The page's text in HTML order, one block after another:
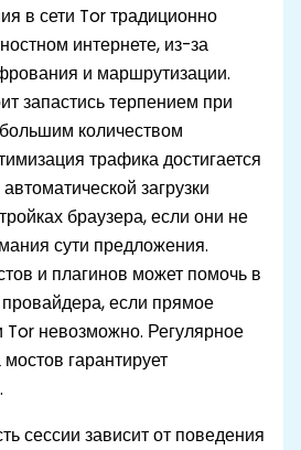
в сети Tor традиционно
интернете, из-за
и маршрутизации.
запастись терпением при
количеством
трафика достигается
загрузки
браузера, если они не
сути предложения.
и плагинов может помочь в
если прямое
Tor невозможно. Регулярное
гарантирует
сессии зависит от поведения